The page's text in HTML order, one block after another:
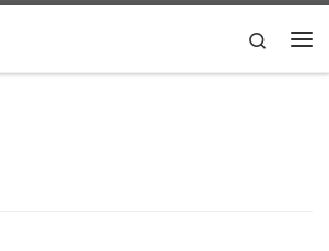
Search